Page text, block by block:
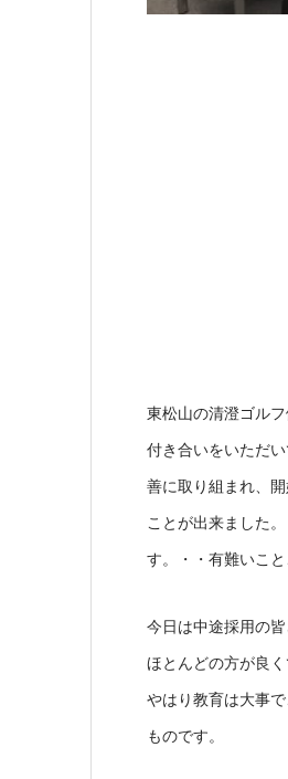
東松山の清澄ゴル
付き合いをいただ
善に取り組まれ、
ことが出来ました
す。・・有難いこと
今日は中途採用の
ほとんどの方が良
やはり教育は大事
ものです。